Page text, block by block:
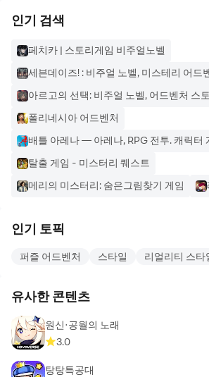
게임인 사랑받는 고전작들이 포함됩니다.
예를 들어, NOIR CHRONICLES: CITY
운 미스터리를 풀기 위해 사건들을 해결
입니다.
범죄 드라마를 좋아하시나요? Artifex
인 CRIME SECRETS: CRIMSON LILY
그림같이 아름다운 곳에 있는 고대의 비
THE MYTH SEEKERS: THE LEGACY
THE DARK CITY의 환상적인 모험에서
는 도시를 구해 내세요.
인기 검색
페치카 | 스토리게임 비주얼노벨
세븐데이즈! : 비주얼 노벨, 미스테리 어드
아르고의 선택: 비주얼 노벨, 어드벤처 스
폴리네시아 어드벤처
배틀 아레나 — 아레나, RPG 전투. 캐릭터
탈출 게임 - 미스터리 퀘스트
메리의 미스터리: 숨은그림찾기 게임
인기 토픽
퍼즐 어드벤처 스타일 리얼리티 스타
유사한 콘텐츠
원신·공월의 노래
3.0
탕탕특공대